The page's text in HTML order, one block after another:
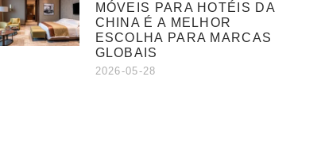
MÓVEIS PARA HOTÉIS DA
CHINA É A MELHOR
ESCOLHA PARA MARCAS
GLOBAIS
2026-05-28